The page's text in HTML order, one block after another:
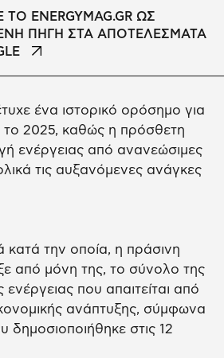
ENERGYMAG.GR ΩΣ
ΠΗΓΗ ΣΤΑ ΑΠΟΤΕΛΕΣΜΑΤΑ
ένα ιστορικό ορόσημο για
το 2025, καθώς η πρόσθετη
ενέργειας από ανανεώσιμες
τις αυξανόμενες ανάγκες
κατά την οποία, η πράσινη
από μόνη της, το σύνολο της
που απαιτείται από
ανάπτυξης, σύμφωνα
στις 12